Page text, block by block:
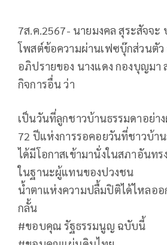
7ส.ค.2567- นายมงคล สุระสัจจะ
โพสต์ข้อความผ่านเฟซบุ๊กส่วนตั
อภิปรายของ นางแดง กองบุญมา
กิจการอื่น ว่า
เป็นวันที่ลูกชาวบ้านธรรมดาอย่า
72 ปีแห่งการรอคอยวันที่ชาวบ้า
ได้มีโอกาสเข้ามานั่งในสภาอันทร
ในฐานะผู้แทนของปวงชน
น้ำตาแห่งความปลื้มปิติได้ไหลออ
กลั้น
#ขอบคุณ รัฐธรรมนูญ ฉบับนี้